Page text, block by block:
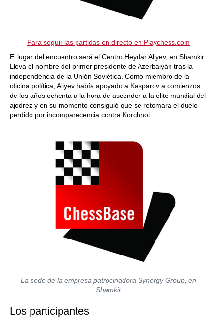
Para seguir las partidas en directo en Playchess.com
El lugar del encuentro será el Centro Heydar Aliyev, en Shamkir.
Lleva el nombre del primer presidente de Azerbaiyán tras la
independencia de la Unión Soviética. Como miembro de la
oficina política, Aliyev había apoyado a Kasparov a comienzos
de los años ochenta a la hora de ascender a la elite mundial del
ajedrez y en su momento consiguió que se retomara el duelo
perdido por incomparecencia contra Korchnoi.
La sede de la empresa patrocinadora Synergy Group, en
Shamkir
Los participantes